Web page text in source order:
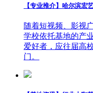
【专业推介】哈尔滨
随着短视频、影视
学校依托基地的产
爱好者，应往届高
门。